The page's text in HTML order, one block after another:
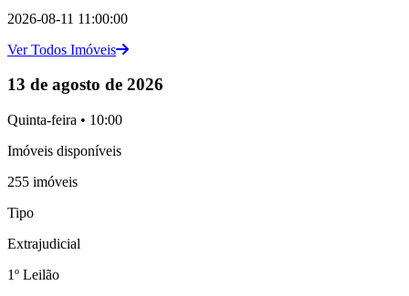
2026-08-11 11:00:00
Ver Todos Imóveis
13 de agosto de 2026
Quinta-feira • 10:00
Imóveis disponíveis
255 imóveis
Tipo
Extrajudicial
1º Leilão